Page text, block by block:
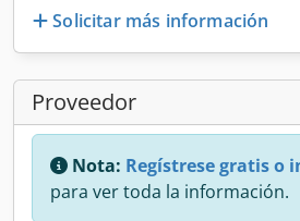
Solicitar más información
Proveedor
Nota: Regístrese gratis o
para ver toda la información.